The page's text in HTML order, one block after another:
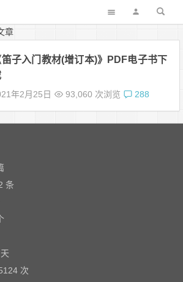
章
笛子入门教材(增订本)》PDF电子书下
年2月25日 93,060 次浏览 288
条
次